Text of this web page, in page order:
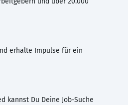
erhalte Impulse für ein
kannst Du Deine Job-Suche